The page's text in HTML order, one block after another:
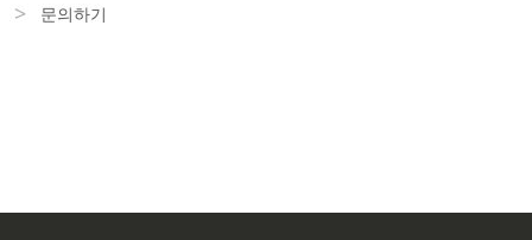
문의하기